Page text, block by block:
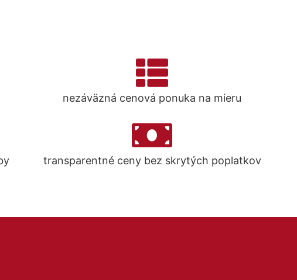
nezáväzná cenová ponuka na mieru
transparentné ceny bez skrytých poplatkov